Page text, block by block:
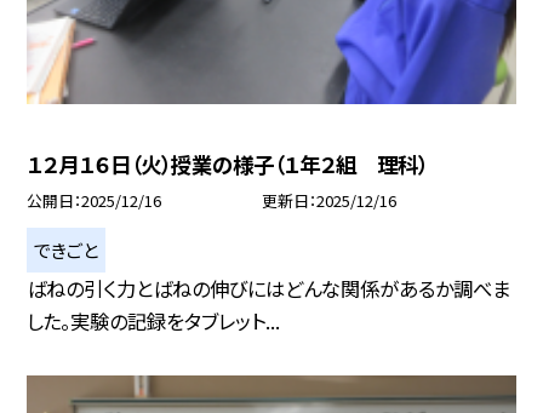
１２月１６日（火）授業の様子（１年２組 理科）
公開日 2025/12/16 更新日 2025/12/16
できごと
ばねの引く力とばねの伸びにはどんな関係があるか調べま
した。実験の記録をタブレット...